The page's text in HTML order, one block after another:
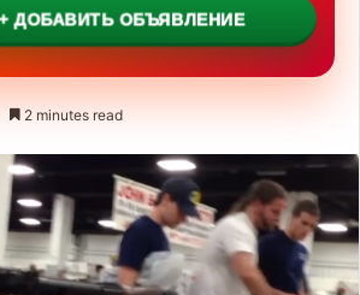
+ ДОБАВИТЬ ОБЪЯВЛЕНИЕ
2 minutes read